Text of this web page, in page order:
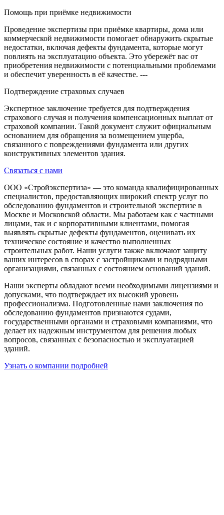
Помощь при приёмке недвижимости
Проведение экспертизы при приёмке квартиры, дома или
коммерческой недвижимости помогает обнаружить скрытые
недостатки, включая дефекты фундамента, которые могут
повлиять на эксплуатацию объекта. Это убережёт вас от
приобретения недвижимости с потенциальными проблемами
и обеспечит уверенность в её качестве. ---
Подтверждение страховых случаев
Экспертное заключение требуется для подтверждения
страхового случая и получения компенсационных выплат от
страховой компании. Такой документ служит официальным
основанием для обращения за возмещением ущерба,
связанного с повреждениями фундамента или других
конструктивных элементов здания.
Связаться с нами
ООО «Стройэкспертиза» — это команда квалифицированных
специалистов, предоставляющих широкий спектр услуг по
обследованию фундаментов и строительной экспертизе в
Москве и Московской области. Мы работаем как с частными
лицами, так и с корпоративными клиентами, помогая
выявлять скрытые дефекты фундаментов, оценивать их
техническое состояние и качество выполненных
строительных работ. Наши услуги также включают защиту
ваших интересов в спорах с застройщиками и подрядными
организациями, связанных с состоянием оснований зданий.
Наши эксперты обладают всеми необходимыми лицензиями и
допусками, что подтверждает их высокий уровень
профессионализма. Подготовленные нами заключения по
обследованию фундаментов признаются судами,
государственными органами и страховыми компаниями, что
делает их надежным инструментом для решения любых
вопросов, связанных с безопасностью и эксплуатацией
зданий.
Узнать о компании подробней